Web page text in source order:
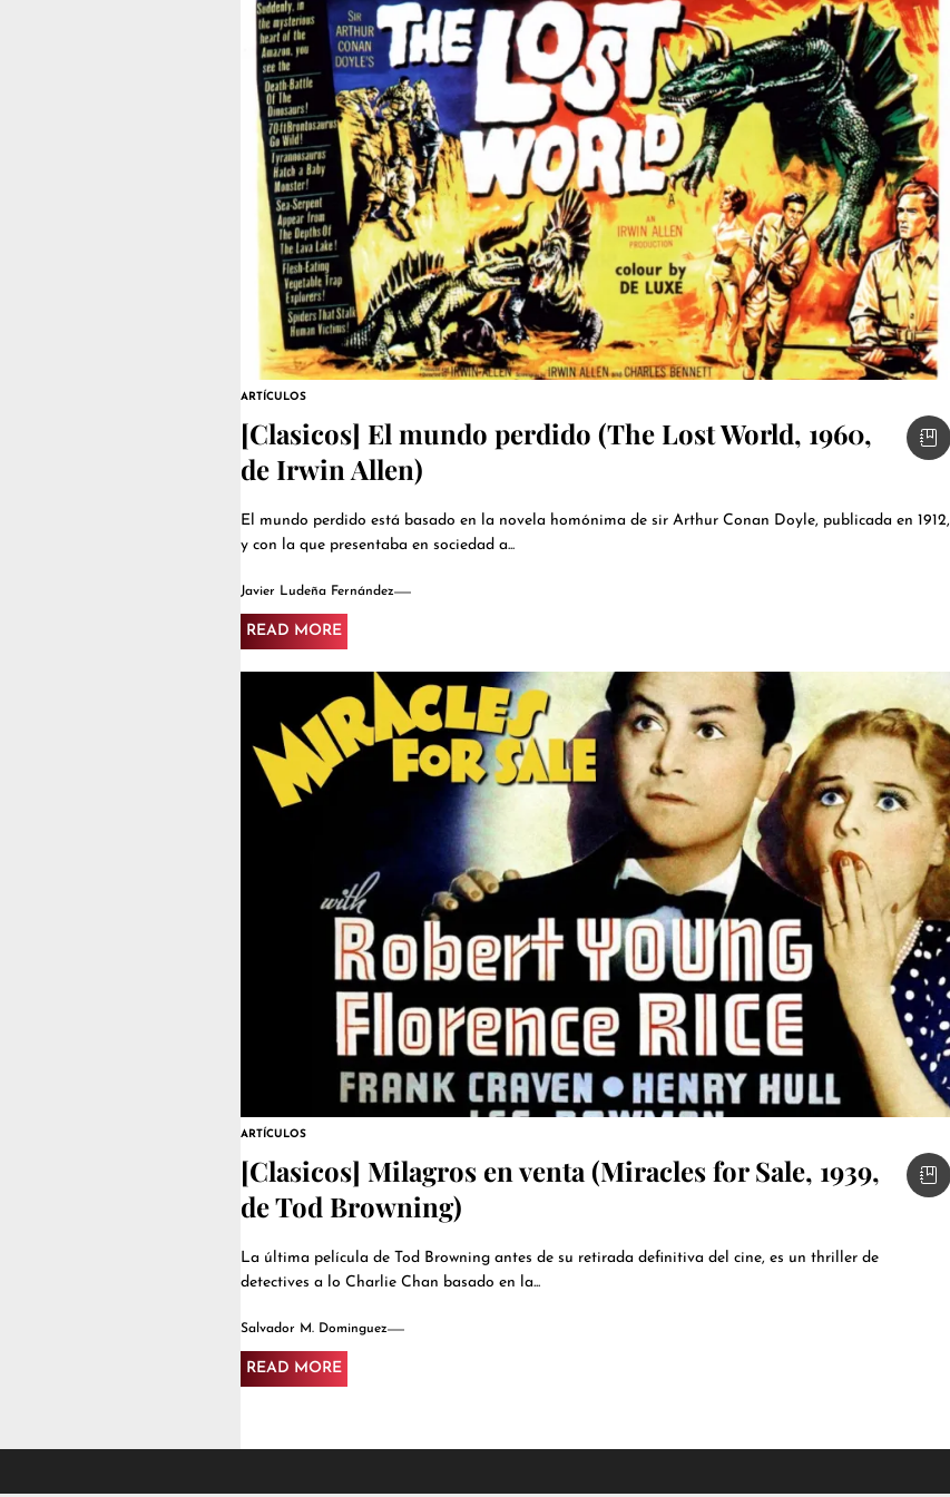
ARTÍCULOS
[Clasicos] El mundo perdido (The Lost World, 1960,
de Irwin Allen)
El mundo perdido está basado en la novela homónima de sir Arthur Conan Doyle, publicada en 1912,
y con la que presentaba en sociedad a...
Javier Ludeña Fernández
READ MORE
ARTÍCULOS
[Clasicos] Milagros en venta (Miracles for Sale, 1939,
de Tod Browning)
La última película de Tod Browning antes de su retirada definitiva del cine, es un thriller de
detectives a lo Charlie Chan basado en la...
Salvador M. Dominguez
READ MORE